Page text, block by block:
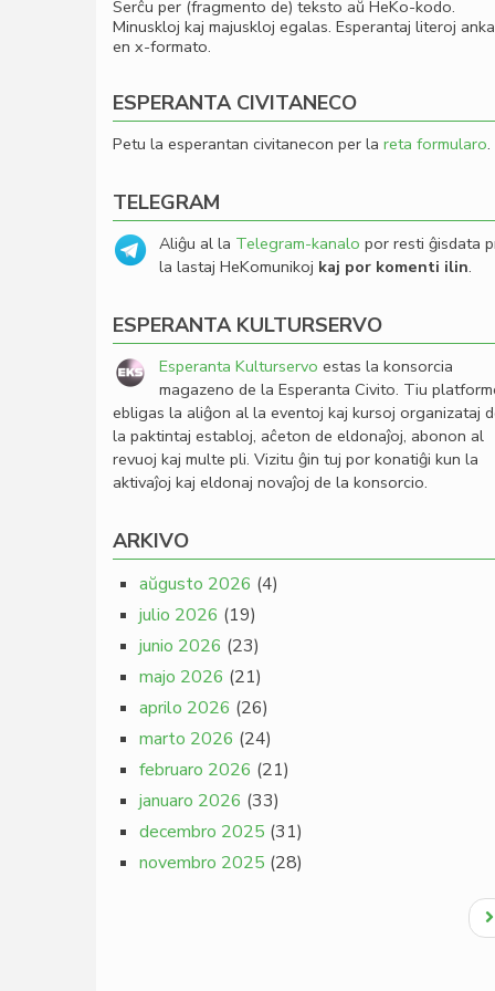
Serĉu per (fragmento de) teksto aŭ HeKo-kodo.
Minuskloj kaj majuskloj egalas. Esperantaj literoj
en x-formato.
ESPERANTA CIVITANECO
Petu la esperantan civitanecon per la reta formularo.
TELEGRAM
Aliĝu al la Telegram-kanalo por resti ĝisdata
la lastaj HeKomunikoj kaj por komenti ilin.
ESPERANTA KULTURSERVO
Esperanta Kulturservo estas la konsorcia
magazeno de la Esperanta Civito. Tiu
ebligas la aliĝon al la eventoj kaj kursoj organizataj
la paktintaj establoj, aĉeton de eldonaĵoj, abonon al
revuoj kaj multe pli. Vizitu ĝin tuj por konatiĝi kun la
aktivaĵoj kaj eldonaj novaĵoj de la konsorcio.
ARKIVO
aŭgusto 2026 (4)
julio 2026 (19)
junio 2026 (23)
majo 2026 (21)
aprilo 2026 (26)
marto 2026 (24)
februaro 2026 (21)
januaro 2026 (33)
decembro 2025 (31)
novembro 2025 (28)